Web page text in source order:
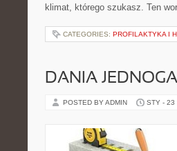
klimat, którego szukasz. Ten
CATEGORIES: PROFILAKTYKA I
DANIA
POSTED BY ADMIN STY - 23